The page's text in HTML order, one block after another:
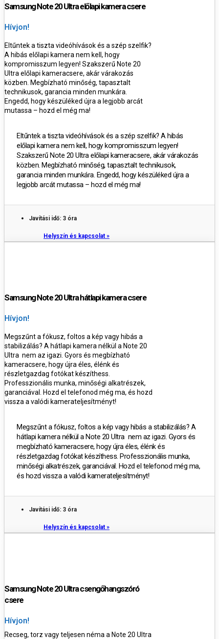
Samsung Note 20 Ultra előlapi kamera csere
Hívjon!
Eltűntek a tiszta videóhívások és a szép szelfik?
A hibás előlapi kamera nem kell, hogy
kompromisszum legyen! Szakszerű Note 20
Ultra előlapi kameracsere, akár várakozás
közben. Megbízható minőség, tapasztalt
technikusok, garancia minden munkára.
Engedd, hogy készüléked újra a legjobb arcát
mutassa – hozd el még ma!
Eltűntek a tiszta videóhívások és a szép szelfik? A hibás
előlapi kamera nem kell, hogy kompromisszum legyen!
Szakszerű Note 20 Ultra előlapi kameracsere, akár várakozás
közben. Megbízható minőség, tapasztalt technikusok,
garancia minden munkára. Engedd, hogy készüléked újra a
legjobb arcát mutassa – hozd el még ma!
Javítási idő: 3 óra
Helyszín és kapcsolat »
Samsung Note 20 Ultra hátlapi kamera csere
Hívjon!
Megszűnt a fókusz, foltos a kép vagy hibás a
stabilizálás? A hátlapi kamera nélkül a Note 20
Ultra nem az igazi. Gyors és megbízható
kameracsere, hogy újra éles, élénk és
részletgazdag fotókat készíthess.
Professzionális munka, minőségi alkatrészek,
garanciával. Hozd el telefonod még ma, és hozd
vissza a valódi kamerateljesítményt!
Megszűnt a fókusz, foltos a kép vagy hibás a stabilizálás? A
hátlapi kamera nélkül a Note 20 Ultra nem az igazi. Gyors és
megbízható kameracsere, hogy újra éles, élénk és
részletgazdag fotókat készíthess. Professzionális munka,
minőségi alkatrészek, garanciával. Hozd el telefonod még ma,
és hozd vissza a valódi kamerateljesítményt!
Javítási idő: 3 óra
Helyszín és kapcsolat »
Samsung Note 20 Ultra csengőhangszóró
csere
Hívjon!
Recseg, torz vagy teljesen néma a Note 20 Ultra